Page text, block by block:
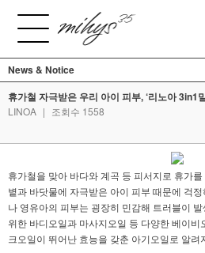
News & Notice
휴가철 자극받은 우리 아이 피부, ‘리노아 3in1
LINOA | 조회수 1558
휴가철을 맞아 바다와 계곡 등 피서지로 휴가
볕과 바닷물에 자극받은 아이 피부 때문에 걱
나 영유아의 피부는 굉장히 민감해 트러블이
위한 바디오일과 마사지오일 등 다양한 베이비
크오일이 뛰어난 효능을 갖춘 아기오일로 알려